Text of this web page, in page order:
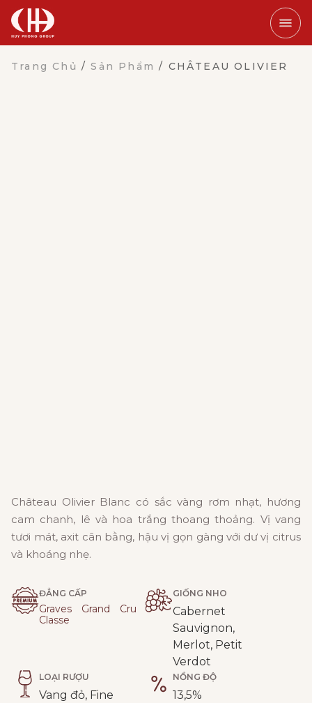
Trang Chủ /Sản Phẩm / CHÂTEAU OLIVIER
Château Olivier Blanc có sắc vàng rơm nhạt, hương
cam chanh, lê và hoa trắng thoang thoảng. Vị vang
tươi mát, axit cân bằng, hậu vị gọn gàng với dư vị citrus
và khoáng nhẹ.
ĐẲNG CẤP
Graves Grand Cru
Classe
GIỐNG NHO
Cabernet
Sauvignon,
Merlot, Petit
Verdot
LOẠI RƯỢU
Vang đỏ, Fine
NỒNG ĐỘ
13,5%